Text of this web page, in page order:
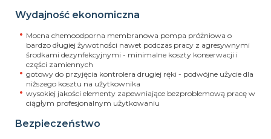
Wydajność ekonomiczna
Mocna chemoodporna membranowa pompa próżniowa o
bardzo długiej żywotności nawet podczas pracy z agresywnymi
środkami dezynfekcyjnymi - minimalne koszty konserwacji i
części zamiennych
gotowy do przyjęcia kontrolera drugiej ręki - podwójne użycie dla
niższego kosztu na użytkownika
wysokiej jakości elementy zapewniające bezproblemową pracę w
ciągłym profesjonalnym użytkowaniu
Bezpieczeństwo